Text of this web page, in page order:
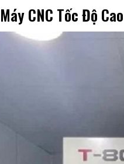
CNC Tốc Độ Cao